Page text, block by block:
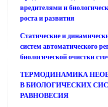
вредителями и
роста и развития
Статические и
систем автоматического
биологической очистки
ТЕРМОДИНАМИКА
В БИОЛОГИЧЕСКИХ
РАВНОВЕСИЯ